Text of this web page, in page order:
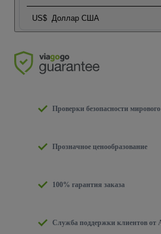
US$ Доллар США
Проверки безопасности
Прозначное ценообразование
100% гарантия заказа
Служба поддержки клиентов от